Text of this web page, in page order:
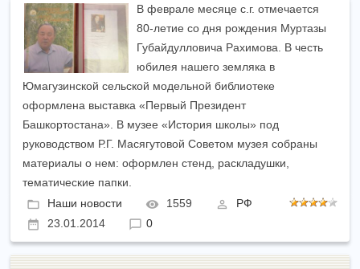
В феврале месяце с.г. отмечается
80-летие со дня рождения Муртазы
Губайдулловича Рахимова. В честь
юбилея нашего земляка в
Юмагузинской сельской модельной библиотеке
оформлена выставка «Первый Президент
Башкортостана». В музее «История школы» под
руководством Р.Г. Масягутовой Советом музея собраны
материалы о нем: оформлен стенд, раскладушки,
тематические папки.
Наши новости
1559
РФ
23.01.2014
0